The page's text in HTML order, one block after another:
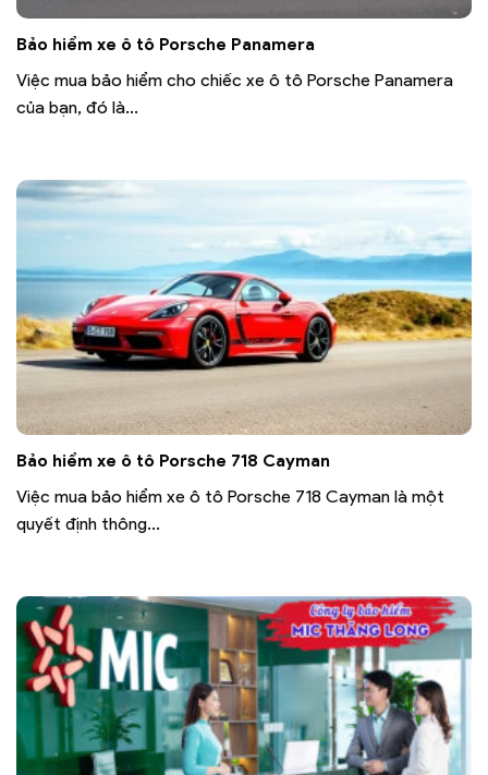
Bảo hiểm xe ô tô Porsche Panamera
Việc mua bảo hiểm cho chiếc xe ô tô Porsche Panamera
của bạn, đó là...
Bảo hiểm xe ô tô Porsche 718 Cayman
Việc mua bảo hiểm xe ô tô Porsche 718 Cayman là một
quyết định thông...